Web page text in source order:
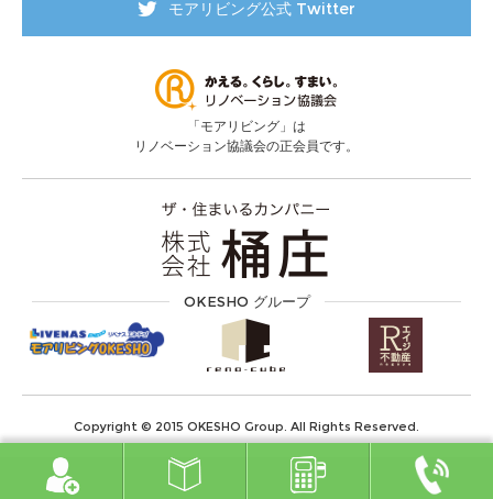
モアリビング公式 Twitter
「モアリビング」は
リノベーション協議会の正会員です。
OKESHO グループ
Copyright © 2015 OKESHO Group. All Rights Reserved.